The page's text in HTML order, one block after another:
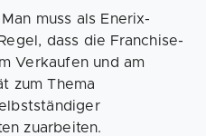
muss als Enerix-
dass die Franchise-
Verkaufen und am
zum Thema
zuarbeiten.